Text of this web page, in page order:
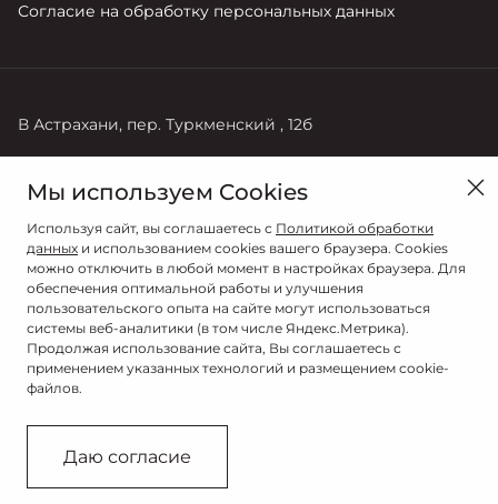
Согласие на обработку персональных данных
В Астрахани, пер. Туркменский , 12б
+7 (8512) 48-28-28
© 2026
© АГАТ
Сделано в ПЕРКС
Мы используем Cookies
Используя сайт, вы соглашаетесь с Политикой обработки
данных и использованием cookies вашего браузера. Cookies
можно отключить в любой момент в настройках браузера. Для
обеспечения оптимальной работы и улучшения
пользовательского опыта на сайте могут использоваться
системы веб-аналитики (в том числе Яндекс.Метрика).
Продолжая использование сайта, Вы соглашаетесь с
применением указанных технологий и размещением cookie-
файлов.
Даю согласие